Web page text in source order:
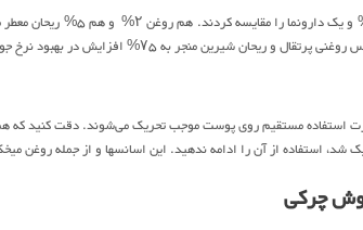
یک تحقیق قابلیتهای ضد آکنه روغن
منجر به ۷۵% افزایش در بهبود نرخ جوش چرکی شد.
استفاده مستقیم روی پوست موجب تحریک می‌شوند. دقت کنید که
استفاده از آن را ادامه ندهید. این اسانسها و از جمله روغن
چرکی